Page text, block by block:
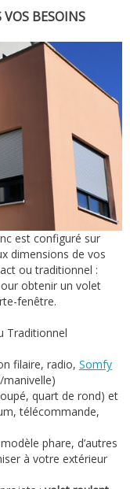
BESOINS
est configuré sur
dimensions de vos
ou traditionnel :
obtenir un volet
fenêtre.
Traditionnel
filaire, radio, Somfy
quart de rond) et
télécommande,
phare, d’autres
à votre extérieur